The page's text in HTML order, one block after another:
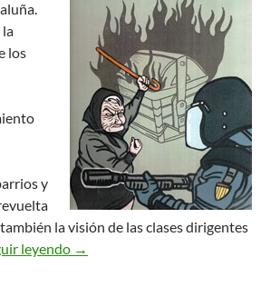
la
los
y
la visión de las clases dirigentes
leyendo Vídeo-fórum: Ingobernables.
→